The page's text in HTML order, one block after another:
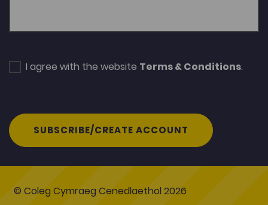
I agree with the website Terms & Conditions.
SUBSCRIBE/CREATE ACCOUNT
© Coleg Cymraeg Cenedlaethol 2026